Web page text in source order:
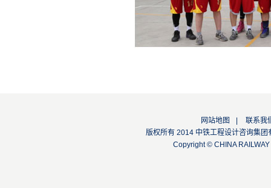
网站地图
联系我
版权所有 2014 中铁工程设计咨询
Copyright © CHINA